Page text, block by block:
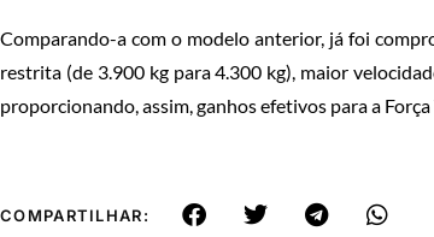
Comparando-a com o modelo anterior, já foi
restrita (de 3.900 kg para 4.300 kg), maior
proporcionando, assim, ganhos efetivos para a
COMPARTILHAR: